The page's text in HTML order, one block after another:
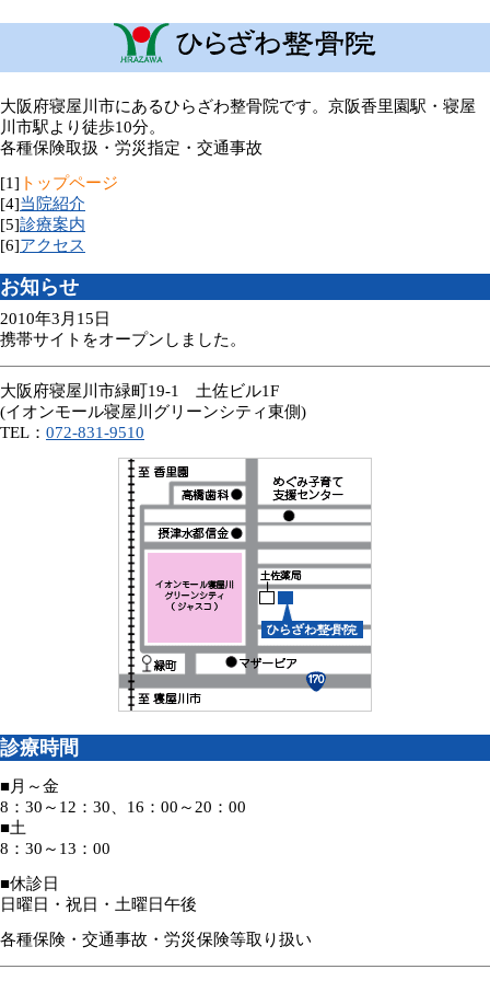
大阪府寝屋川市にあるひらざわ整骨院です。京阪香里園駅・寝屋
川市駅より徒歩10分。
各種保険取扱・労災指定・交通事故
[1] トップページ
[4]当院紹介
[5]診療案内
[6]アクセス
お知らせ
2010年3月15日
携帯サイトをオープンしました。
大阪府寝屋川市緑町19-1 土佐ビル1F
(イオンモール寝屋川グリーンシティ東側)
TEL： 072-831-9510
診療時間
■月～金
8：30～12：30、16：00～20：00
■土
8：30～13：00
■休診日
日曜日・祝日・土曜日午後
各種保険・交通事故・労災保険等取り扱い